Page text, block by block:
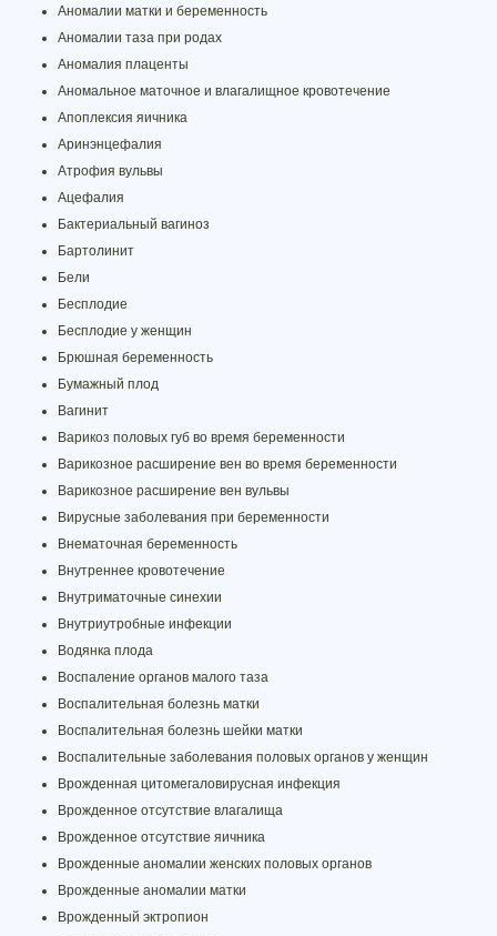
Аномалии матки и беременность
Аномалии таза при родах
Аномалия плаценты
Аномальное маточное и влагалищное кровотечение
Апоплексия яичника
Аринэнцефалия
Атрофия вульвы
Ацефалия
Бактериальный вагиноз
Бартолинит
Бели
Бесплодие
Бесплодие у женщин
Брюшная беременность
Бумажный плод
Вагинит
Варикоз половых губ во время беременности
Варикозное расширение вен во время беременности
Варикозное расширение вен вульвы
Вирусные заболевания при беременности
Внематочная беременность
Внутреннее кровотечение
Внутриматочные синехии
Внутриутробные инфекции
Водянка плода
Воспаление органов малого таза
Воспалительная болезнь матки
Воспалительная болезнь шейки матки
Воспалительные заболевания половых органов у женщин
Врожденная цитомегаловирусная инфекция
Врожденное отсутствие влагалища
Врожденное отсутствие яичника
Врожденные аномалии женских половых органов
Врожденные аномалии матки
Врожденный эктропион